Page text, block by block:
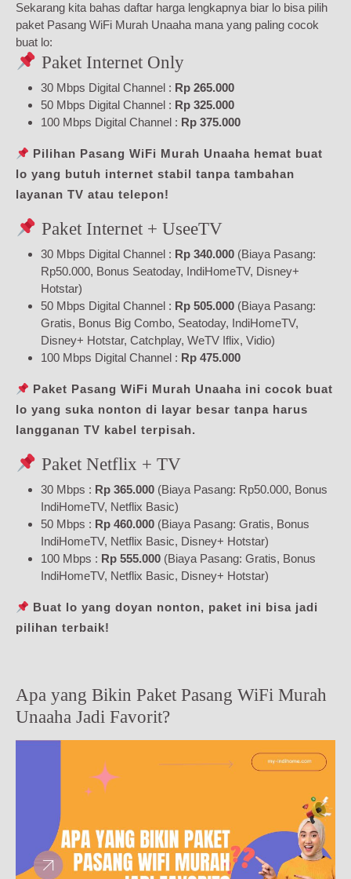
Sekarang kita bahas daftar harga lengkapnya biar lo bisa pilih
paket Pasang WiFi Murah Unaaha mana yang paling cocok
buat lo:
Paket Internet Only
30 Mbps Digital Channel : Rp 265.000
50 Mbps Digital Channel : Rp 325.000
100 Mbps Digital Channel : Rp 375.000
Pilihan Pasang WiFi Murah Unaaha hemat buat
lo yang butuh internet stabil tanpa tambahan
layanan TV atau telepon!
Paket Internet + UseeTV
30 Mbps Digital Channel : Rp 340.000 (Biaya Pasang:
Rp50.000, Bonus Seatoday, IndiHomeTV, Disney+
Hotstar)
50 Mbps Digital Channel : Rp 505.000 (Biaya Pasang:
Gratis, Bonus Big Combo, Seatoday, IndiHomeTV,
Disney+ Hotstar, Catchplay, WeTV Iflix, Vidio)
100 Mbps Digital Channel : Rp 475.000
Paket Pasang WiFi Murah Unaaha ini cocok buat
lo yang suka nonton di layar besar tanpa harus
langganan TV kabel terpisah.
Paket Netflix + TV
30 Mbps : Rp 365.000 (Biaya Pasang: Rp50.000, Bonus
IndiHomeTV, Netflix Basic)
50 Mbps : Rp 460.000 (Biaya Pasang: Gratis, Bonus
IndiHomeTV, Netflix Basic, Disney+ Hotstar)
100 Mbps : Rp 555.000 (Biaya Pasang: Gratis, Bonus
IndiHomeTV, Netflix Basic, Disney+ Hotstar)
Buat lo yang doyan nonton, paket ini bisa jadi
pilihan terbaik!
Apa yang Bikin Paket Pasang WiFi Murah
Unaaha Jadi Favorit?